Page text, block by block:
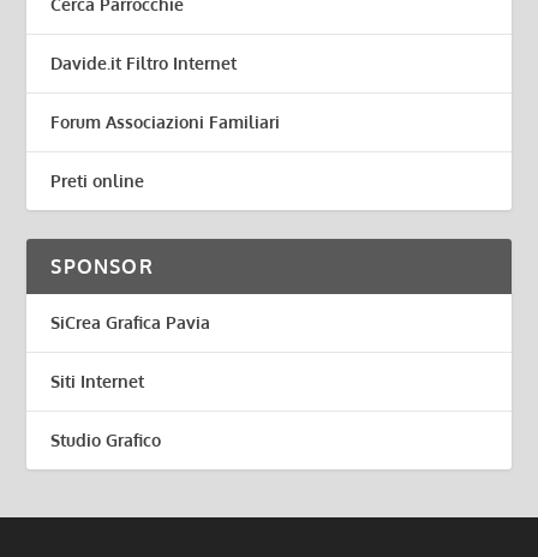
Cerca Parrocchie
Davide.it Filtro Internet
Forum Associazioni Familiari
Preti online
SPONSOR
SiCrea Grafica Pavia
Siti Internet
Studio Grafico